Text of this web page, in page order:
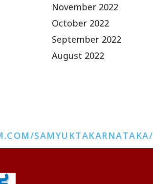
November 2022
October 2022
September 2022
August 2022
SAMYUKTAKARNATAKA/